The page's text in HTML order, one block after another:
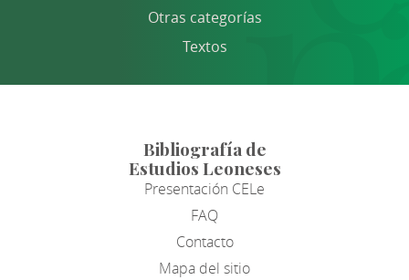
Otras categorías
Textos
Bibliografía de
Estudios Leoneses
Presentación CELe
FAQ
Contacto
Mapa del sitio